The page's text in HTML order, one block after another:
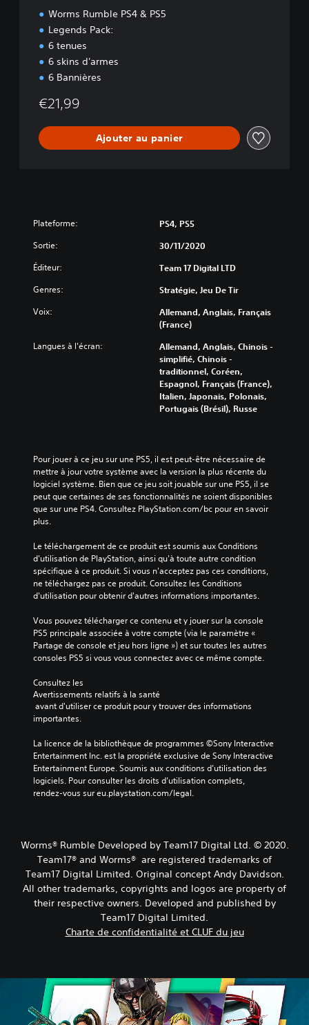
Worms Rumble PS4 & PS5
Legends Pack:
6 tenues
6 skins d'armes
6 Bannières
€21,99
Ajouter au panier
Plateforme: PS4, PS5
Sortie: 30/11/2020
Éditeur: Team 17 Digital LTD
Genres: Stratégie, Jeu De Tir
Voix:
Allemand, Anglais, Français
(France)
Langues à l'écran:
Allemand, Anglais, Chinois -
simplifié, Chinois -
traditionnel, Coréen,
Espagnol, Français (France),
Italien, Japonais, Polonais,
Portugais (Brésil), Russe
Pour jouer à ce jeu sur une PS5, il est peut-être nécessaire de
mettre à jour votre système avec la version la plus récente du
logiciel système. Bien que ce jeu soit jouable sur une PS5, il se
peut que certaines de ses fonctionnalités ne soient disponibles
que sur une PS4. Consultez PlayStation.com/bc pour en savoir
plus.
Le téléchargement de ce produit est soumis aux Conditions
d'utilisation de PlayStation, ainsi qu'à toute autre condition
spécifique à ce produit. Si vous n'acceptez pas ces conditions,
ne téléchargez pas ce produit. Consultez les Conditions
d'utilisation pour obtenir d'autres informations importantes.
Vous pouvez télécharger ce contenu et y jouer sur la console
PS5 principale associée à votre compte (via le paramètre «
Partage de console et jeu hors ligne ») et sur toutes les autres
consoles PS5 si vous vous connectez avec ce même compte.
Consultez les
Avertissements relatifs à la santé
importantes.
La licence de la bibliothèque de programmes ©Sony Interactive
Entertainment Inc. est la propriété exclusive de Sony Interactive
Entertainment Europe. Soumis aux conditions d’utilisation des
logiciels. Pour consulter les droits d’utilisation complets,
rendez-vous sur eu.playstation.com/legal.
Worms® Rumble Developed by Team17 Digital Ltd. © 2020.
Team17® and Worms® are registered trademarks of
Team17 Digital Limited. Original concept Andy Davidson.
All other trademarks, copyrights and logos are property of
their respective owners. Developed and published by
Team17 Digital Limited.
Charte de confidentialité et CLUF du jeu